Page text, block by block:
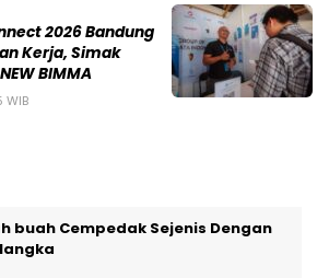
2026 Bandung
Kerja, Simak
BIMMA
WIB
buah Cempedak Sejenis Dengan